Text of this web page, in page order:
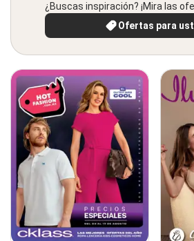
¿Buscas inspiración? ¡Mira las
Ofertas para